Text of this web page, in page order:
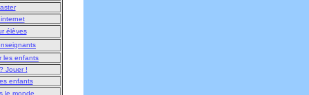
élèves
les enfants
Jouer !
enfants
le monde